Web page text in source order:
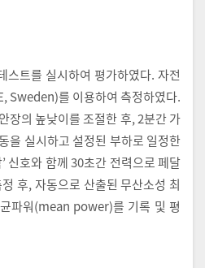
스트를 실시하여 평가하였다. 자전
Sweden)를 이용하여 측정하였다.
장의 높낮이를 조절한 후, 2분간 가
을 실시하고 설정된 부하로 일정한
신호와 함께 30초간 전력으로 페달
후, 자동으로 산출된 무산소성 최
파워(mean power)를 기록 및 평